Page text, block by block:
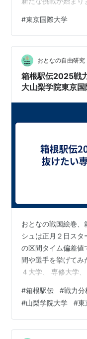
国際関係学科
国際メディア学
人間社会学部
福祉心理学科
人間スポーツ
スポーツ科学科
特徴
学校法人一橋学院の
留学生を多く受け
学において第五位）
また『半落ち』が
は、旧・国際商科大
キャンパス
埼玉県川越市に第
語コミュニケーシ
学研究科][留学生別
部・人間社会学部][
研究科]があり、東
イト[大学院・臨床
横山秀夫（旧称時
ッファロー おもい
応 大容量 スタンダ
ァロー Amazon 横
戦 2025年1月2日・
で、東京国際大学は
#東京国際大学
おとなの自由研究
箱根駅伝2025戦
大山梨学院東京国
おとなの戦国絵巻、
シュは正月２日スタ
の区間タイム偏差値
間や選手を挙げてみ
４大学、 専修大学
#箱根駅伝 #戦力分
#山梨学院大学 #東